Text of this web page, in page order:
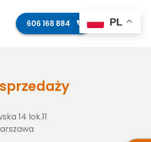
606 168 884
14 lok.11
PL